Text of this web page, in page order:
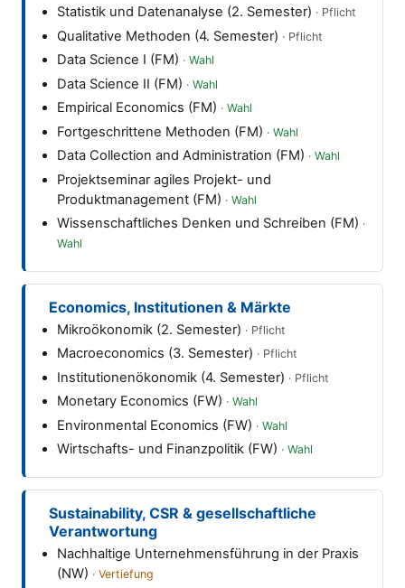
Statistik und Datenanalyse (2. Semester)
Qualitative Methoden (4. Semester)
Data Science I (FM)
Data Science II (FM)
Empirical Economics (FM)
Fortgeschrittene Methoden (FM)
Data Collection and Administration (FM)
Projektseminar agiles Projekt- und
Produktmanagement (FM)
Wissenschaftliches Denken und Schreiben (FM)
Economics, Institutionen & Märkte
Mikroökonomik (2. Semester)
Macroeconomics (3. Semester)
Institutionenökonomik (4. Semester)
Monetary Economics (FW)
Environmental Economics (FW)
Wirtschafts- und Finanzpolitik (FW)
Sustainability, CSR & gesellschaftliche
Verantwortung
Nachhaltige Unternehmensführung in der Praxis
(NW)